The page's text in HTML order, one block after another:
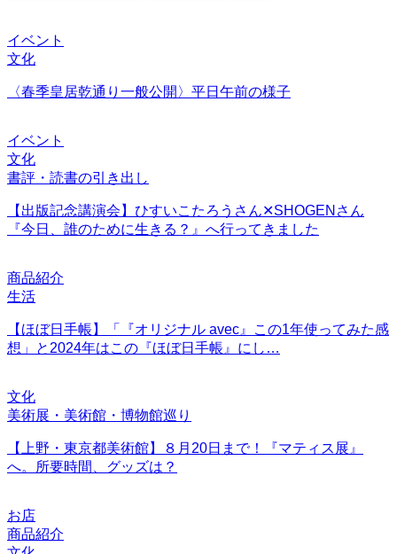
イベント
文化
〈春季皇居乾通り一般公開〉平日午前の様子
イベント
文化
書評・読書の引き出し
【出版記念講演会】ひすいこたろうさん✕SHOGENさん
『今日、誰のために生きる？』へ行ってきました
商品紹介
生活
【ほぼ日手帳】「『オリジナル avec』この1年使ってみた感
想」と2024年はこの『ほぼ日手帳』にし…
文化
美術展・美術館・博物館巡り
【上野・東京都美術館】８月20日まで！『マティス展』
へ。所要時間、グッズは？
お店
商品紹介